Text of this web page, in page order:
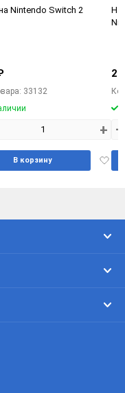
Nintendo Switch 2
33132
+
В корзину
2
–